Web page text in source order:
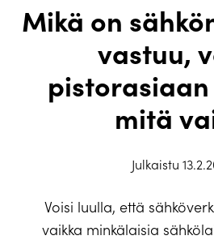
Mikä on
vastuu,
mitä
Julkaistu
Voisi luulla, että
vaikka minkälaisia